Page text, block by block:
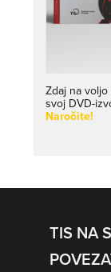
Zdaj na voljo
svoj DVD-
Naročite!
TIS NA